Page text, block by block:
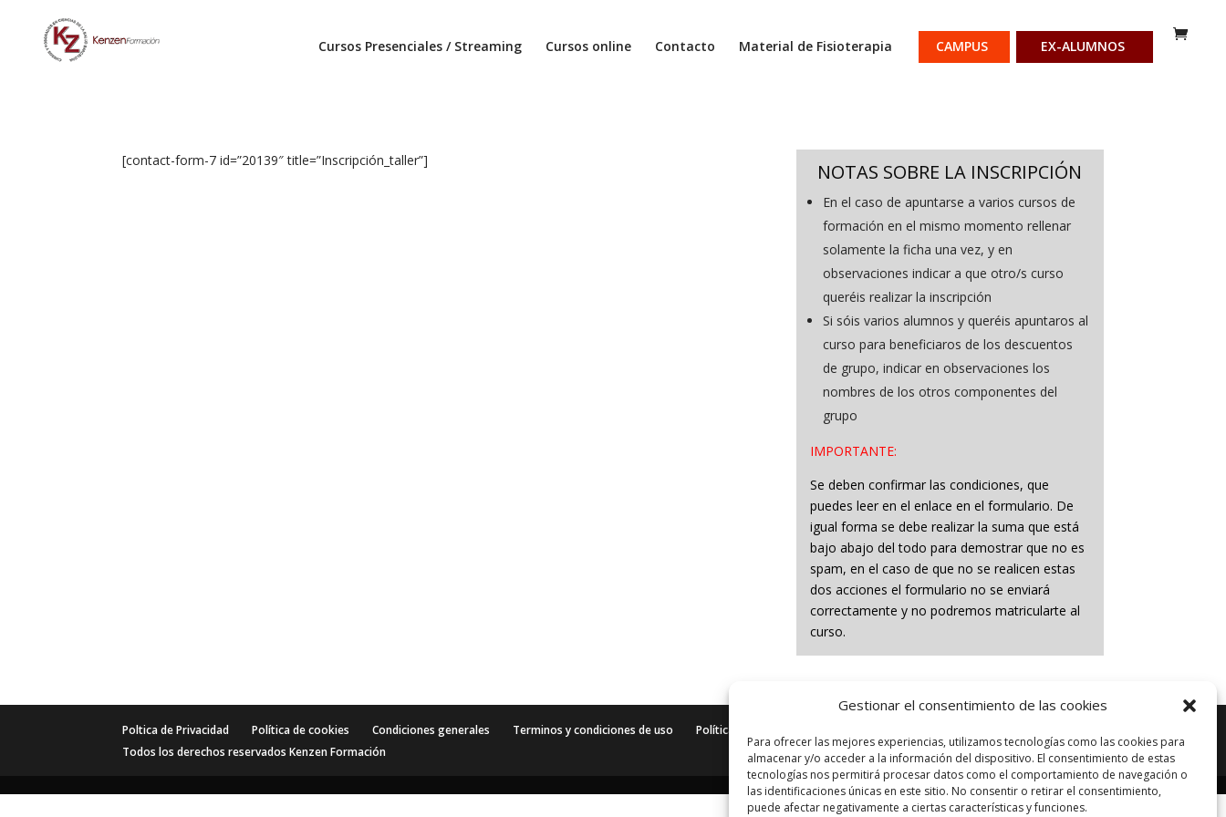
Gestionar el consentimiento de las cookies
Para ofrecer las mejores experiencias, utilizamos tecnologías como las cookies para
almacenar y/o acceder a la información del dispositivo. El consentimiento de estas
tecnologías nos permitirá procesar datos como el comportamiento de navegación o
las identificaciones únicas en este sitio. No consentir o retirar el consentimiento,
puede afectar negativamente a ciertas características y funciones.
Cursos Presenciales / Streaming Cursos online Contacto Material de Fisioterapia CAMPUS EX-ALUMNOS
[contact-form-7 id=”20139″ title=”Inscripción_taller”] NOTAS SOBRE LA INSCRIPCIÓN
En el caso de apuntarse a varios cursos de
formación en el mismo momento rellenar
solamente la ficha una vez, y en
observaciones indicar a que otro/s curso
queréis realizar la inscripción
Si sóis varios alumnos y queréis apuntaros al
curso para beneficiaros de los descuentos
de grupo, indicar en observaciones los
nombres de los otros componentes del
grupo
IMPORTANTE:
Se deben confirmar las condiciones, que
puedes leer en el enlace en el formulario. De
igual forma se debe realizar la suma que está
bajo abajo del todo para demostrar que no es
spam, en el caso de que no se realicen estas
dos acciones el formulario no se enviará
correctamente y no podremos matricularte al
curso.
Poltica de Privacidad Política de cookies Condiciones generales Terminos y condiciones de uso
Política de cookies (UE)
Todos los derechos reservados Kenzen Formación